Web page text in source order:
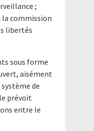
;
la commission
libertés
sous forme
aisément
de
prévoit
entre le